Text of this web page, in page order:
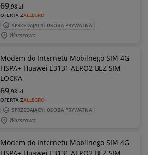
OFERTA ZALLEGRO
69,98zł
SPRZEDAJĄCY: OSOBA PRYWATNA
Warszawa
Modem do Internetu Mobilnego SIM 4G
HSPA+ Huawei E3131 AERO2 BEZ SIM
LOCKA
OFERTA ZALLEGRO
69,98zł
SPRZEDAJĄCY: OSOBA PRYWATNA
Warszawa
Modem do Internetu Mobilnego SIM 4G
HSPA+ Huawei E3131 AERO2 BEZ SIM